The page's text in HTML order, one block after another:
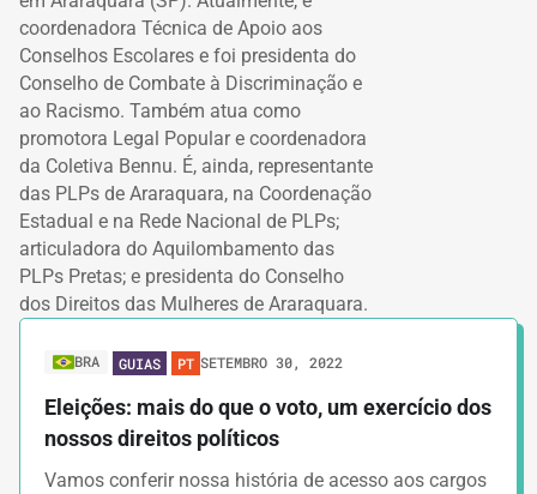
coordenadora Técnica de Apoio aos
Conselhos Escolares e foi presidenta do
Conselho de Combate à Discriminação e
ao Racismo. Também atua como
promotora Legal Popular e coordenadora
da Coletiva Bennu. É, ainda, representante
das PLPs de Araraquara, na Coordenação
Estadual e na Rede Nacional de PLPs;
articuladora do Aquilombamento das
PLPs Pretas; e presidenta do Conselho
dos Direitos das Mulheres de Araraquara.
BRA GUIAS PT SETEMBRO 30, 2022
Eleições: mais do que o voto, um exercício dos
nossos direitos políticos
Vamos conferir nossa história de acesso aos cargos